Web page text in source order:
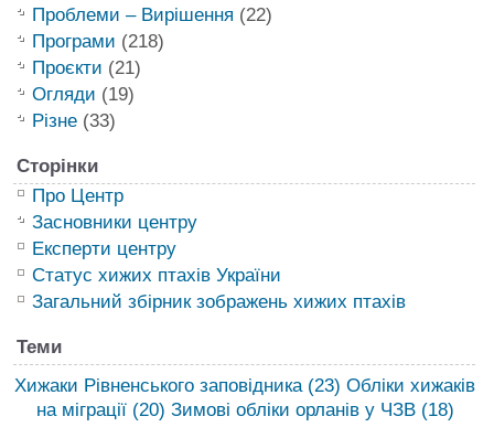
Проблеми – Вирішення (22)
Програми (218)
Проєкти (21)
Огляди (19)
Різне(33)
Сторінки
Про Центр
Засновники центру
Експерти центру
Статус хижих птахів України
Загальний збірник зображень хижих птахів
Теми
Хижаки Рівненського заповідника (23) Обліки хижаків
на міграції(20) Зимові обліки орланів у ЧЗВ(18)